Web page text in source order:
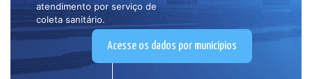
atendimento por serviço de
coleta sanitário.
Acesse os dados por municípios